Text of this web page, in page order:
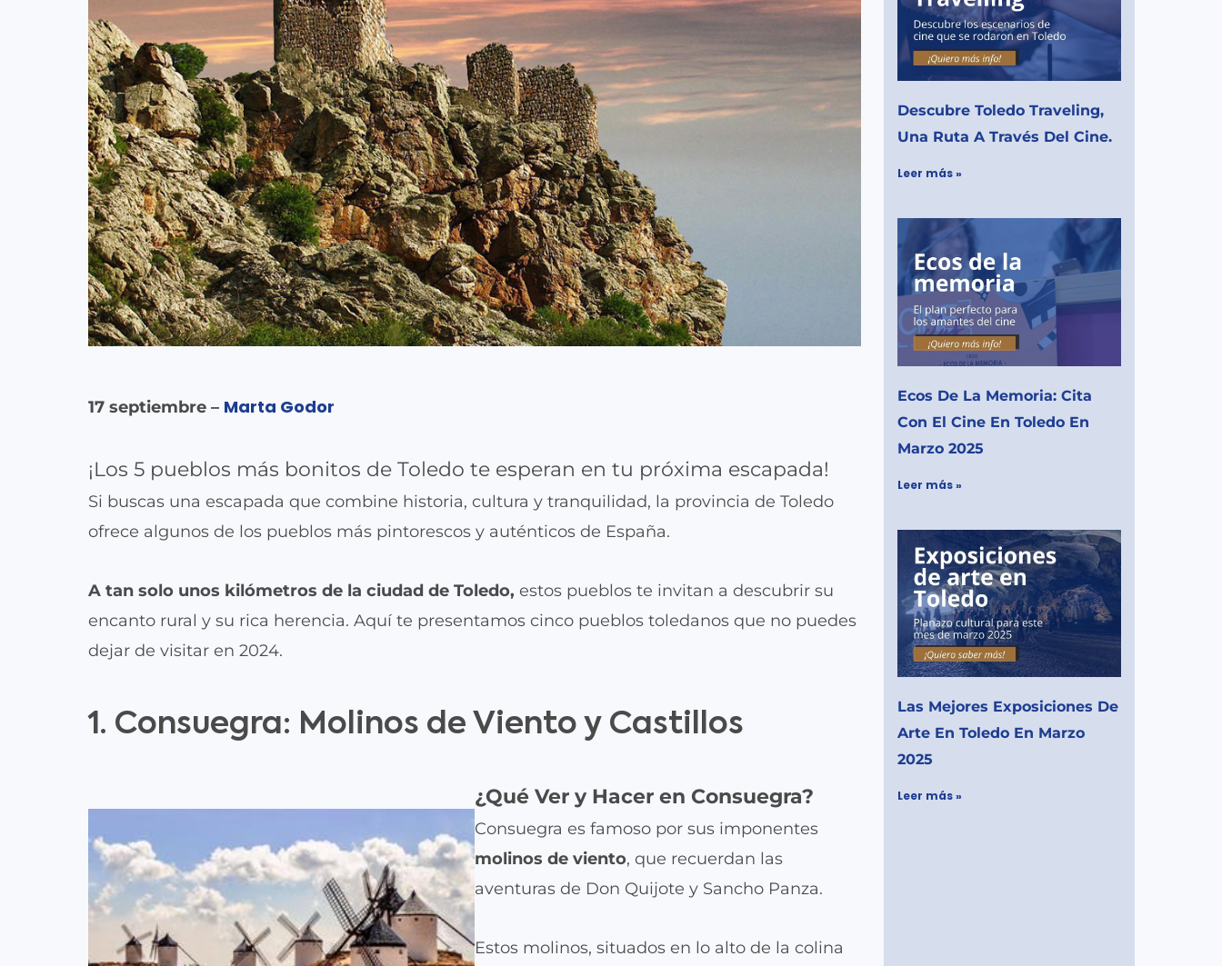
17 septiembre – Marta Godor
¡Los 5 pueblos más bonitos de Toledo te esperan en tu próxima escapada!
Si buscas una escapada que combine historia, cultura y tranquilidad, la provincia de Toledo
ofrece algunos de los pueblos más pintorescos y auténticos de España.
A tan solo unos kilómetros de la ciudad de Toledo, estos pueblos te invitan a descubrir su
encanto rural y su rica herencia. Aquí te presentamos cinco pueblos toledanos que no puedes
dejar de visitar en 2024.
1. Consuegra: Molinos de Viento y Castillos
¿Qué Ver y Hacer en Consuegra?
Consuegra es famoso por sus imponentes
molinos de viento, que recuerdan las
aventuras de Don Quijote y Sancho Panza.
Estos molinos, situados en lo alto de la colina
Descubre Toledo Traveling,
Una Ruta A Través Del Cine.
Leer más »
Ecos De La Memoria: Cita
Con El Cine En Toledo En
Marzo 2025
Leer más »
Las Mejores Exposiciones De
Arte En Toledo En Marzo
2025
Leer más »